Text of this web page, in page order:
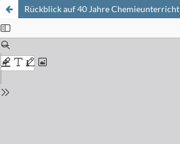
Rückblick auf 40 Jahre Chemieunterricht